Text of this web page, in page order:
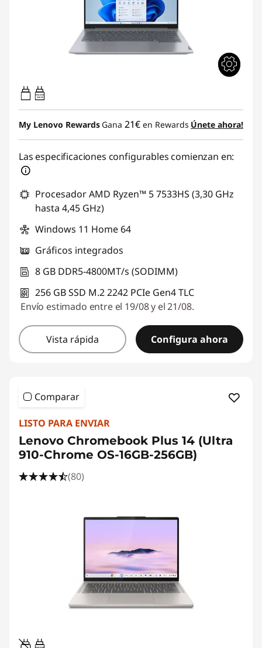
65W-65W
USB PD
My Lenovo Rewards Gana 21€ en Rewards Únete ahora!
Las especificaciones configurables comienzan en:
Procesador AMD Ryzen™ 5 7533HS (3,30 GHz
hasta 4,45 GHz)
Windows 11 Home 64
Gráficos integrados
8 GB DDR5-4800MT/s (SODIMM)
256 GB SSD M.2 2242 PCIe Gen4 TLC
Envío estimado entre el 19/08 y el 21/08.
Vista rápida Configura ahora
Comparar
LISTO PARA ENVIAR
Lenovo Chromebook Plus 14 (Ultra
910-Chrome OS-16GB-256GB)
(80)
45W-65W